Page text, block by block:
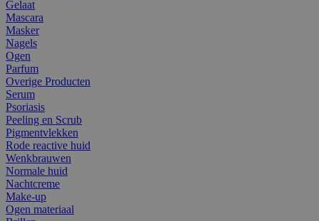
Gelaat
Mascara
Masker
Nagels
Ogen
Parfum
Overige Producten
Serum
Psoriasis
Peeling en Scrub
Pigmentvlekken
Rode reactive huid
Wenkbrauwen
Normale huid
Nachtcreme
Make-up
Ogen materiaal